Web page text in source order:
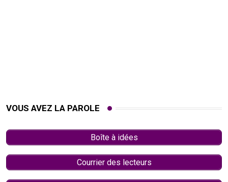
VOUS AVEZ LA PAROLE
Boîte à idées
Courrier des lecteurs